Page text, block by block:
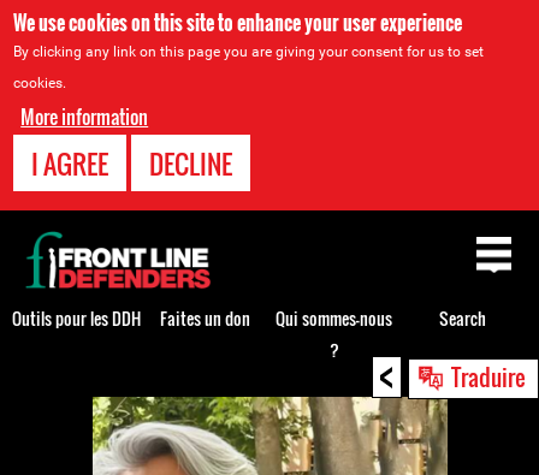
We use cookies on this site to enhance your user experience
By clicking any link on this page you are giving your consent for us to set
cookies.
More information
I AGREE DECLINE
< Traduire
Back
to
top
Outils pour les DDH Faites un don
Qui sommes-nous
?
Search